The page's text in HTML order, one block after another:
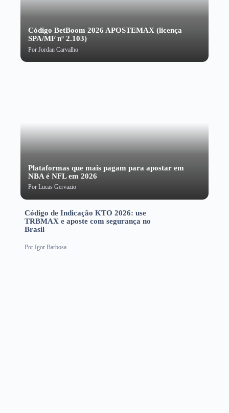
Código BetBoom 2026 APOSTEMAX (licença
SPA/MF nº 2.103)
Por Jordan Carvalho
Plataformas que mais pagam para apostar em
NBA é NFL em 2026
Por Lucas Gervazio
Código de Indicação KTO 2026: use
TRBMAX e aposte com segurança no
Brasil
Por Igor Barbosa